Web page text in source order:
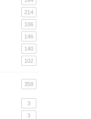
214
106
146
140
102
358
3
3